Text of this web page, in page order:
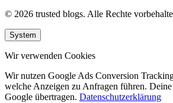
© 2026 trusted blogs. Alle Rechte
System
Wir verwenden Cookies
Wir nutzen Google Ads Conversion
welche Anzeigen zu Anfragen führen.
Google übertragen. Datenschutzerklärung